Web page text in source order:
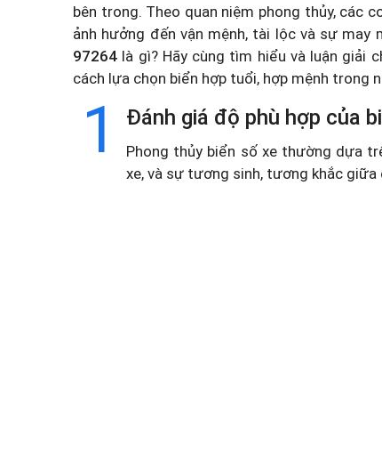
bên trong. Theo quan niệm phong thủy, các
ảnh hưởng đến vận mệnh, tài lộc và sự
97264 là gì? Hãy cùng tìm hiểu và luận giải
cách lựa chọn biển hợp tuổi, hợp mệnh trong
1 Đánh giá độ phù hợp của
Phong thủy biển số xe thường dựa
xe, và sự tương sinh, tương khắc giữa